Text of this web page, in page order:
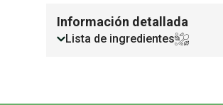
Información detallada
Lista de ingredientes